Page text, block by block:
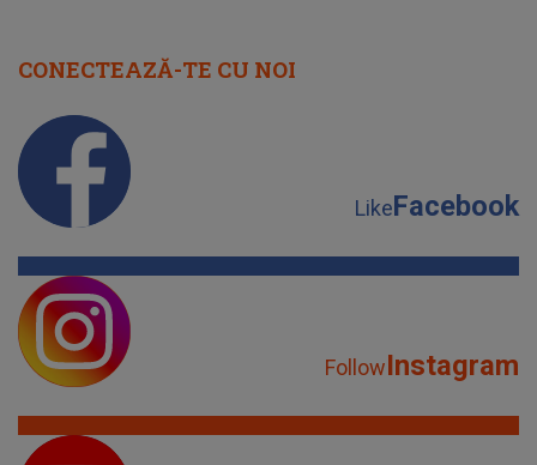
CONECTEAZĂ-TE CU NOI
LikeFacebook
FollowInstagram